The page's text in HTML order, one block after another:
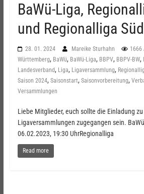
BaWü-Liga,
und Regionalliga Süd
28. 01. 2024 Mareike Sturhahn 1666
Württemberg, BaWü, BaWü-Liga, BBPV, BBPV-BW,
Landesverband, Liga, Ligaversammlung,
Saison 2024, Saisonstart, Saisonvorbereitung,
Versammlungen
Liebe Mitglieder, euch sollte die Einladung
Ligaversammlungen zugegangen sein.
06.02.2023, 19:30 UhrRegionalliga
Read more